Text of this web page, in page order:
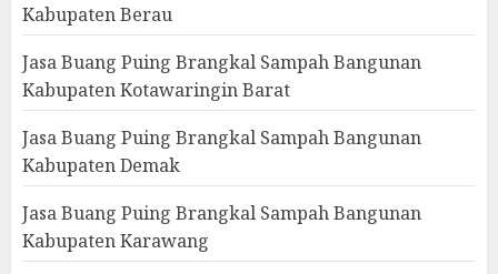
Kabupaten Berau
Jasa Buang Puing Brangkal Sampah Bangunan
Kabupaten Kotawaringin Barat
Jasa Buang Puing Brangkal Sampah Bangunan
Kabupaten Demak
Jasa Buang Puing Brangkal Sampah Bangunan
Kabupaten Karawang